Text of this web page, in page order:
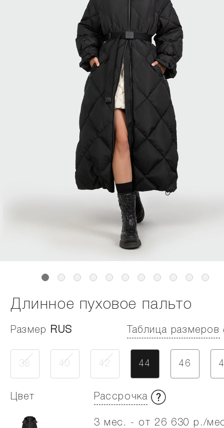
Длинное пуховое пальто
Размер RUS Таблица размеров
38 40 42 44 46
Цвет Рассрочка
3 мес. - от 26 630 р./